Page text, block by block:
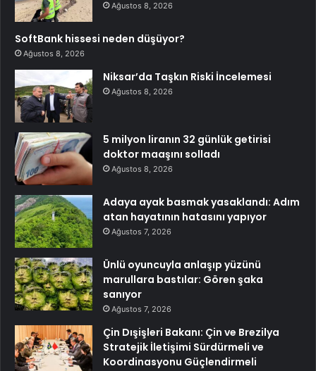
Ağustos 8, 2026
SoftBank hissesi neden düşüyor?
Ağustos 8, 2026
Niksar’da Taşkın Riski İncelemesi
Ağustos 8, 2026
5 milyon liranın 32 günlük getirisi
doktor maaşını solladı
Ağustos 8, 2026
Adaya ayak basmak yasaklandı: Adım
atan hayatının hatasını yapıyor
Ağustos 7, 2026
Ünlü oyuncuyla anlaşıp yüzünü
marullara bastılar: Gören şaka
sanıyor
Ağustos 7, 2026
Çin Dışişleri Bakanı: Çin ve Brezilya
Stratejik İletişimi Sürdürmeli ve
Koordinasyonu Güçlendirmeli